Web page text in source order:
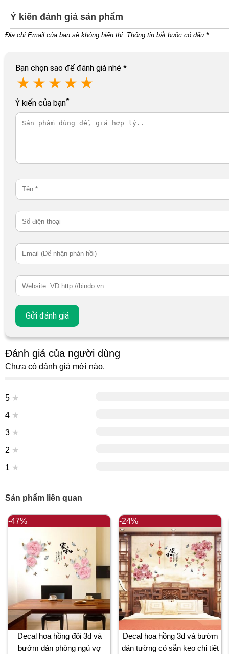
Ý kiến đánh giá sản phẩm
Địa chỉ Email của bạn sẽ không hiển thị. Thông tin bắt buộc có dấu *
Bạn chọn sao để đánh giá nhé *
★ ★ ★ ★ ★
Ý kiến của bạn*
Đánh giá của người dùng
Chưa có đánh giá mới nào.
5 ★
4 ★
3 ★
2 ★
1 ★
Sản phẩm liên quan
-47%
Decal hoa hồng đôi 3d và
bướm dán phòng ngủ vợ
-24%
Decal hoa hồng 3d và bướm
dán tường có sẵn keo chi tiết